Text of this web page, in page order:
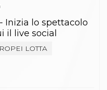
Inizia lo spettacolo
il live social
LOTTA